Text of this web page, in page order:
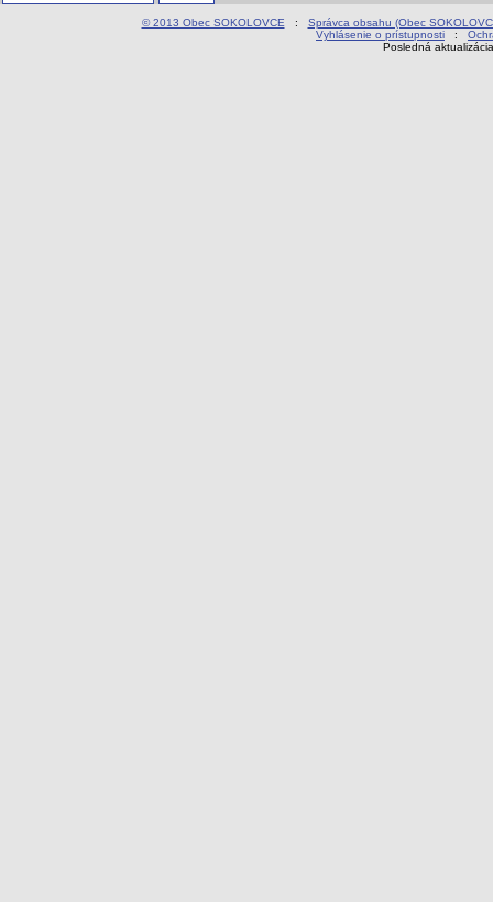
© 2013 Obec SOKOLOVCE : Správca obsahu (Obec
Vyhlásenie o prístupnosti :
Posledná